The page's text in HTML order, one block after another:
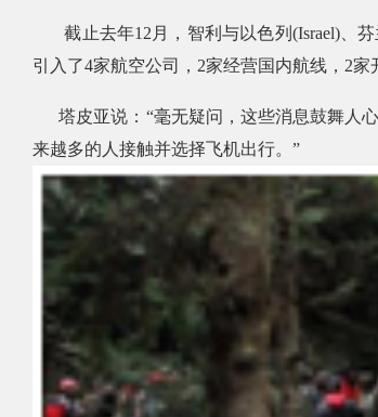
截止去年12 月，智利与以色列 (Israel)、芬
引入了4家航空公司， 2家经营国内航线， 2家
塔皮亚说： “毫无疑问，这些消息鼓舞人
来越多的人接触并选择飞机出行。 ”